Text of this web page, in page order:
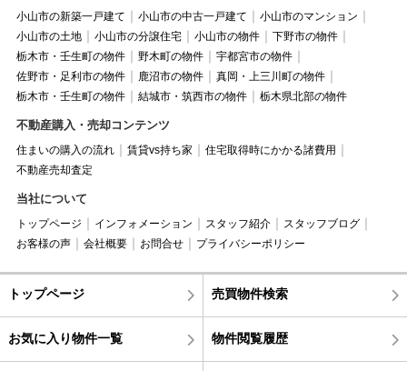
小山市の新築一戸建て 小山市の中古一戸建て
小山市のマンション
小山市の土地
小山市の分譲住宅 小山市の物件
下野市の物件
栃木市・壬生町の物件
野木町の物件
宇都宮市の物件
佐野市・足利市の物件
鹿沼市の物件
真岡・上三川町の物件
栃木市・壬生町の物件
結城市・筑西市の物件 栃木県北部の物件
不動産購入・売却コンテンツ
住まいの購入の流れ 賃貸vs持ち家
住宅取得時にかかる諸費用
不動産売却査定
当社について
トップページ インフォメーション スタッフ紹介
スタッフブログ
お客様の声
会社概要 お問合せ プライバシーポリシー
トップページ 売買物件検索
お気に入り物件一覧 物件閲覧履歴